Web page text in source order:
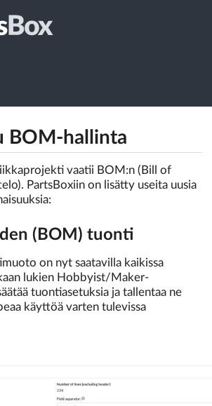
BOM-hallinta
vaatii BOM:n (Bill of
PartsBoxiin on lisätty useita uusia
(BOM) tuonti
on nyt saatavilla kaikissa
lukien Hobbyist/Maker-
tuontiasetuksia ja tallentaa ne
käyttöä varten tulevissa